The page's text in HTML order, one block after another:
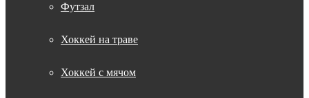
Футзал
Хоккей на траве
Хоккей с мячом